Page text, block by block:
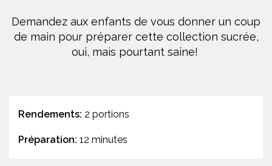
Demandez aux enfants de vous donner un coup
de main pour préparer cette collection sucrée,
oui, mais pourtant saine!
Rendements: 2 portions
Préparation: 12 minutes